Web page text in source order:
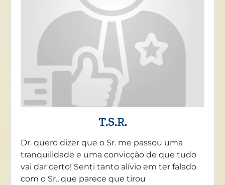
T.S.R.
Dr. quero dizer que o Sr. me passou uma
tranquilidade e uma convicção de que tudo
vai dar certo! Senti tanto alívio em ter falado
com o Sr., que parece que tirou